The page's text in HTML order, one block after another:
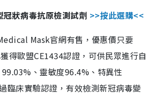
冠狀病毒抗原檢測試劑 >>按此選購<<
Mask官網有售，優惠價只要
得歐盟CE1434認證，可供民眾進行自
、靈敏度96.4%、特異性
臨床實驗認證，有效檢測新冠病毒變